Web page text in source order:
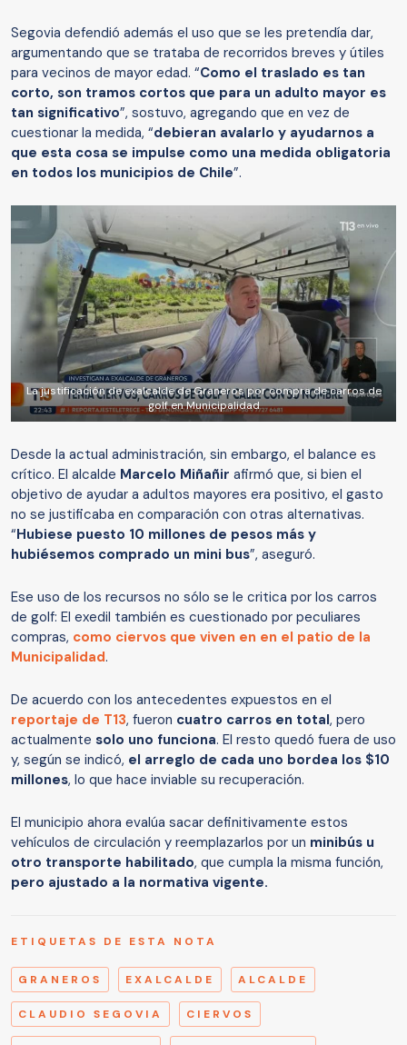
Segovia defendió además el uso que se les pretendía dar,
argumentando que se trataba de recorridos breves y útiles
para vecinos de mayor edad. “Como el traslado es tan
corto, son tramos cortos que para un adulto mayor es
tan significativo”, sostuvo, agregando que en vez de
cuestionar la medida, “debieran avalarlo y ayudarnos a
que esta cosa se impulse como una medida obligatoria
en todos los municipios de Chile”.
La justificación de exalcalde de Graneros por compra de carros de
golf en Municipalidad
Desde la actual administración, sin embargo, el balance es
crítico. El alcalde Marcelo Miñañir afirmó que, si bien el
objetivo de ayudar a adultos mayores era positivo, el gasto
no se justificaba en comparación con otras alternativas.
“Hubiese puesto 10 millones de pesos más y
hubiésemos comprado un mini bus”, aseguró.
Ese uso de los recursos no sólo se le critica por los carros
de golf: El exedil también es cuestionado por peculiares
compras, como ciervos que viven en en el patio de la
Municipalidad.
De acuerdo con los antecedentes expuestos en el
reportaje de T13, fueron cuatro carros en total, pero
actualmente solo uno funciona. El resto quedó fuera de uso
y, según se indicó, el arreglo de cada uno bordea los $10
millones, lo que hace inviable su recuperación.
El municipio ahora evalúa sacar definitivamente estos
vehículos de circulación y reemplazarlos por un minibús u
otro transporte habilitado, que cumpla la misma función,
pero ajustado a la normativa vigente.
ETIQUETAS DE ESTA NOTA
GRANEROS EXALCALDE ALCALDE
CLAUDIO SEGOVIA CIERVOS